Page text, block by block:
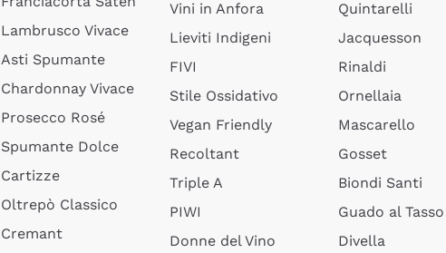
Lambrusco Vivace
Asti Spumante
Chardonnay Vivace
Prosecco Rosé
Spumante Dolce
Cartizze
Oltrepò Classico
Cremant
Vini in Anfora
Lieviti Indigeni
FIVI
Stile Ossidativo
Vegan Friendly
Recoltant
Triple A
PIWI
Donne del Vino
Quintarelli
Jacquesson
Rinaldi
Ornellaia
Mascarello
Gosset
Biondi Santi
Guado al Tasso
Divella